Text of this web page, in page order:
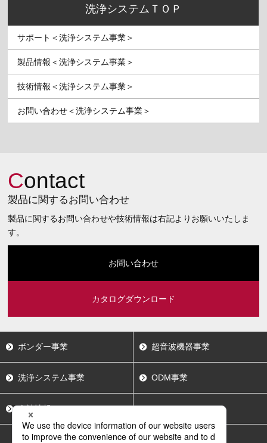
洗浄システムＴＯＰ
サポート＜洗浄システム事業＞
製品情報＜洗浄システム事業＞
技術情報＜洗浄システム事業＞
お問い合わせ＜洗浄システム事業＞
Contact
製品に関するお問い合わせ
製品に関するお問い合わせや技術情報は右記よりお願いいたしま
す。
お問い合わせ
カタログダウンロード
ボンダー事業 超音波機器事業
洗浄システム事業 ODM事業
会社情報